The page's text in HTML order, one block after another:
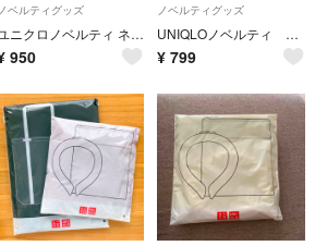
ノベルティグッズ
ユニクロノベルティ ネッククールリング 保冷ポーチセット
950
ノベルティグッズ
UNIQLOノベルティ ネッククールリング・保冷ポーチセット（イエロー）‼️
¥ 799